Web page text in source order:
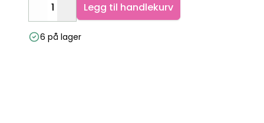
DecreaseIncrease
Legg til handlekurv
6 på lager